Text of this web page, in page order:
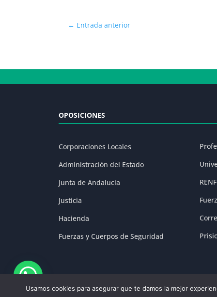
← Entrada anterior
OPOSICIONES
Corporaciones Locales
Administración del Estado
Junta de Andalucía
Justicia
Hacienda
Fuerzas y Cuerpos de Seguridad
Aviso Legal|
Usamos cookies para asegurar que te damos la mejor